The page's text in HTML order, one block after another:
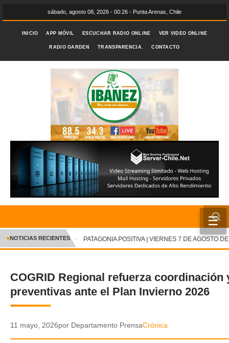
sábado, agosto 08, 2026 - 00:26 - Punta Arenas, Chile
INICIO APP MÓVIL ESCUCHAR RADIO ONLINE VER VIDEO ONLINE
RADIO GARDEN TRANSPARENCIA. CONTACTO
☰
INICIO
CRÓNICA
DEPORTES
ENTRETENIMIENTO Y CULTURA
POLICIAL
✕
●NOTICIAS RECIENTES PATAGONIA POSITIVA | VIERNES 7 DE AGOSTO DE
COGRID Regional refuerza coordinación
preventivas ante el Plan Invierno 2026
11 mayo, 2026por Departamento PrensaCrónica